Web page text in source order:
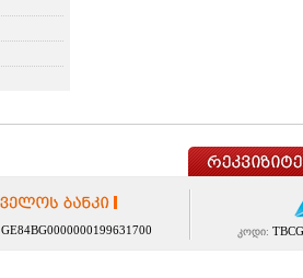
GE84BG0000000199631700 კოდი: